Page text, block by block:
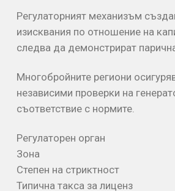
Регулаторният механизъм
изисквания по отношение на
следва да демонстрират
Многобройните региони
независими проверки на
съответствие с нормите.
Регулаторен орган
Зона
Степен на стриктност
Типична такса за лиценз